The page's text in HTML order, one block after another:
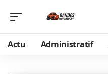
Actu Administratif